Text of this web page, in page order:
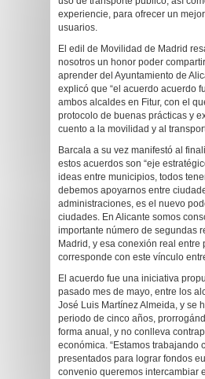
experiencie, para ofrecer un
usuarios.
El edil de Movilidad de Madrid
nosotros un honor poder
aprender del Ayuntamiento de
explicó que “el acuerdo acuerdo
ambos alcaldes en Fitur, con el
protocolo de buenas prácticas y
cuento a la movilidad y al
Barcala a su vez manifestó al
estos acuerdos son “eje
ideas entre municipios, todos
debemos apoyarnos entre
administraciones, es el nuevo
ciudades. En Alicante somos
importante número de segundas
Madrid, y esa conexión real entre
corresponde con este vínculo
El acuerdo fue una iniciativa
pasado mes de mayo, entre los
José Luis Martínez Almeida, y se
periodo de cinco años,
forma anual, y no conlleva
económica. “Estamos trabajando
presentados para lograr fondos
convenio queremos intercambiar